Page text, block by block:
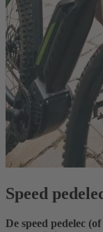
Speed
De speed pedelec